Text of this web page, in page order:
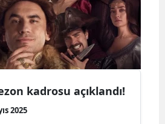
Edirne
Elazığ
Erzincan
Erzurum
kadrosu açıklandı!
2025